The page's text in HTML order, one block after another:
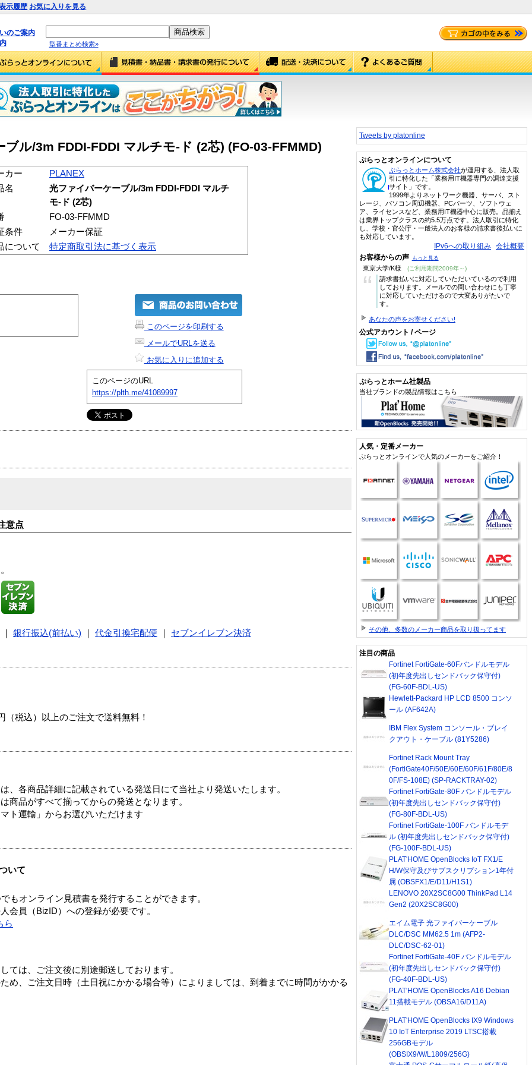
示履歴 お気に入りを見る
のご案内
型番まとめ検索»
ル/3m FDDI-FDDI マルチモ-ド (2芯) (FO-03-FFMMD)
カー
PLANEX
名
光ファイバーケーブル/3m FDDI-FDDI マルチ
モ-ド (2芯)
FO-03-FFMMD
条件
メーカー保証
について
特定商取引法に基づく表示
このページを印刷する
メールでURLを送る
お気に入りに追加する
このページのURL
https://plth.me/41089997
意点
銀行振込(前払い) 代金引換宅配便 セブンイレブン決済
税込）以上のご注文で送料無料！
、各商品詳細に記載されている発送日にて当社より発送いたします。
商品がすべて揃ってからの発送となります。
ト運輸」からお選びいただけます
いて
もオンライン見積書を発行することができます。
会員（BizID）への登録が必要です。
ら
ては、ご注文後に別途郵送しております。
め、ご注文日時（土日祝にかかる場合等）によりましては、到着までに時間がかかる
Tweets by platonline
ぷらっとオンラインについて
ぷらっとホーム株式会社が運用する、法人取
引に特化した「業務用IT機器専門の調達支援
サイト」です。
1999年よりネットワーク機器、サーバ、スト
レージ、パソコン周辺機器、PCパーツ、ソフトウェ
ア、ライセンスなど、業務用IT機器中心に販売。品揃え
は業界トップクラスの約5.5万点です。法人取引に特化
し、学校・官公庁・一般法人のお客様の請求書後払いに
も対応しています。
IPv6への取り組み 会社概要
お客様からの声 もっと見る
東京大学/K様 (ご利用期間2009年～)
“
請求書払いに対応していただいているので利用
しております。メールでの問い合わせにも丁寧
に対応していただけるので大変ありがたいで
す。
あなたの声をお寄せください!
公式アカウント / ページ
ぷらっとホーム社製品
当社ブランドの製品情報はこちら
人気・定番メーカー
ぷらっとオンラインで人気のメーカーをご紹介！
その他、多数のメーカー商品を取り扱ってます
注目の商品
Fortinet FortiGate-60Fバンドルモデル
(初年度先出しセンドバック保守付)
(FG-60F-BDL-US)
Hewlett-Packard HP LCD 8500 コンソ
ール (AF642A)
IBM Flex System コンソール・ブレイ
クアウト・ケーブル (81Y5286)
Fortinet Rack Mount Tray
(FortiGate40F/50E/60E/60F/61F/80E/8
0F/FS-108E) (SP-RACKTRAY-02)
Fortinet FortiGate-80F バンドルモデル
(初年度先出しセンドバック保守付)
(FG-80F-BDL-US)
Fortinet FortiGate-100F バンドルモデ
ル (初年度先出しセンドバック保守付)
(FG-100F-BDL-US)
PLAT'HOME OpenBlocks IoT FX1/E
H/W保守及びサブスクリプション1年付
属 (OBSFX1/E/D11/H1S1)
LENOVO 20X2SC8G00 ThinkPad L14
Gen2 (20X2SC8G00)
エイム電子 光ファイバーケーブル
DLC/DSC MM62.5 1m (AFP2-
DLC/DSC-62-01)
Fortinet FortiGate-40F バンドルモデル
(初年度先出しセンドバック保守付)
(FG-40F-BDL-US)
PLAT'HOME OpenBlocks A16 Debian
11搭載モデル (OBSA16/D11A)
PLAT'HOME OpenBlocks IX9 Windows
10 IoT Enterprise 2019 LTSC搭載
256GBモデル
(OBSIX9/W/L1809/256G)